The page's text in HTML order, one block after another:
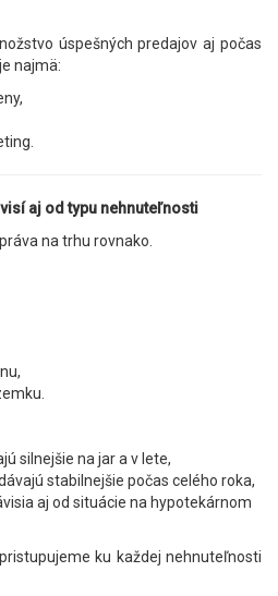
úspešných predajov aj počas
najmä:
aj od typu nehnuteľnosti
na trhu rovnako.
silnejšie na jar a v lete,
stabilnejšie počas celého roka,
aj od situácie na hypotekárnom
ku každej nehnuteľnosti